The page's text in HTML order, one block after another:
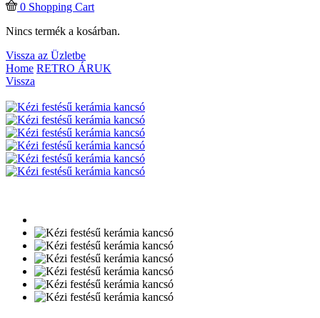
0 Shopping Cart
Nincs termék a kosárban.
Vissza az Üzletbe
Home RETRO ÁRUK
Vissza